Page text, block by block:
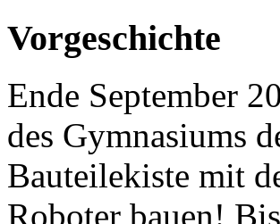
Vorgeschichte
Ende September
des Gymnasiums
Bauteilekiste mit
Roboter bauen!